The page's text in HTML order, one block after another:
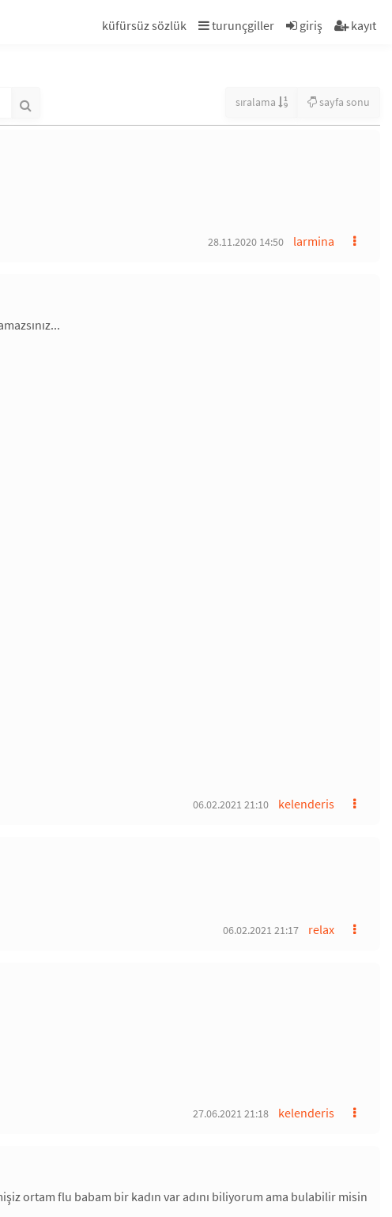
küfürsüz sözlük turunçgiller giriş kayıt
sıralama sayfa sonu
larmina
28.11.2020 14:50
kelenderis
06.02.2021 21:10
relax
06.02.2021 21:17
kelenderis
27.06.2021 21:18
ortam flu babam bir kadın var adını biliyorum ama bulabilir misin